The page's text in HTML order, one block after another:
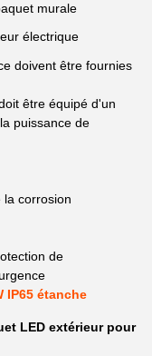
murale
électrique
doivent être fournies
être équipé d'un
puissance de
la corrosion
de
IP65 étanche
LED extérieur pour